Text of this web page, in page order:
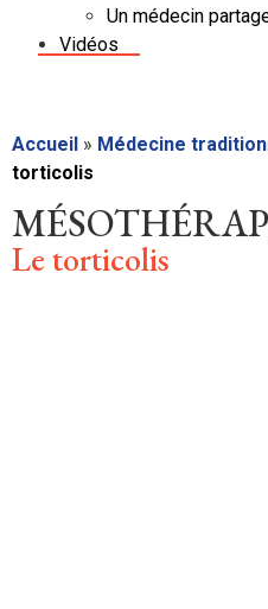
Un médecin
Vidéos
Accueil » Médecine
torticolis
Le torticolis